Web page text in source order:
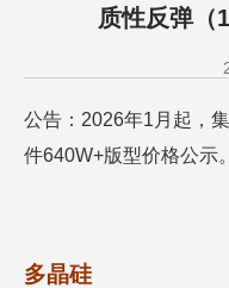
质性反弹（
公告：2026年1月起，
件640W+版型价格公示。
多晶硅